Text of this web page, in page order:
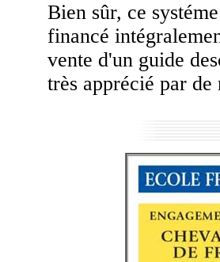
Bien sûr, ce
financé
vente d'un guide
très apprécié par